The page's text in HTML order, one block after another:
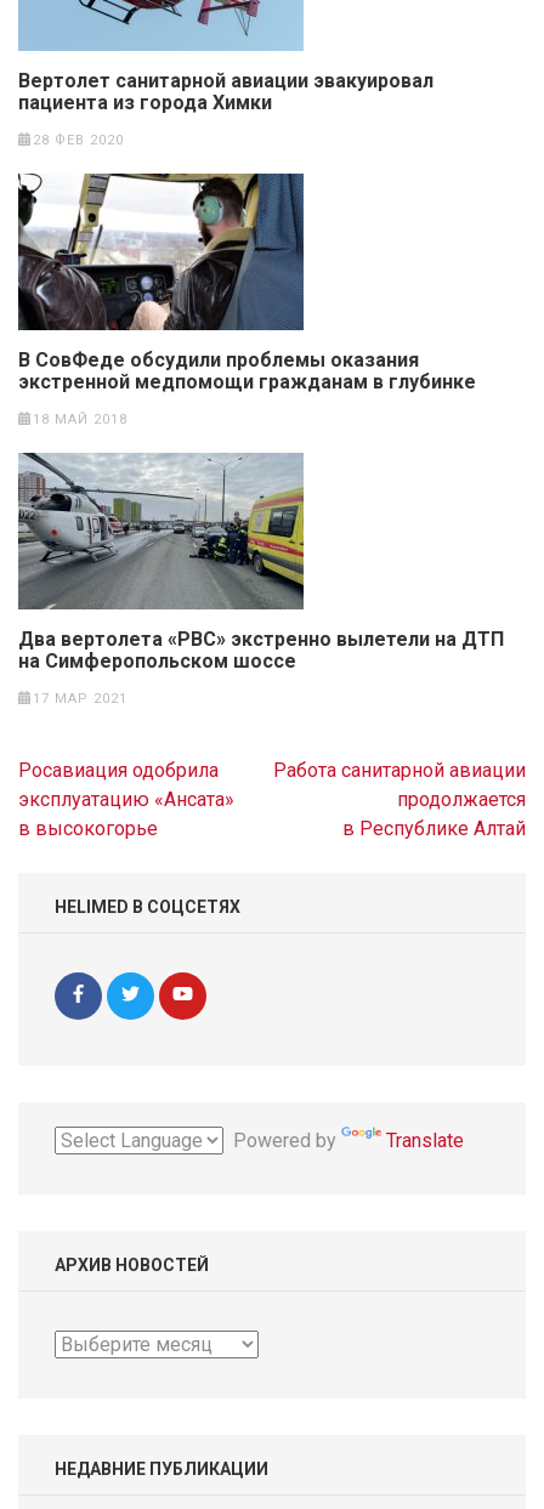
Вертолет санитарной авиации эвакуировал
пациента из города Химки
28 ФЕВ 2020
В СовФеде обсудили проблемы оказания
экстренной медпомощи гражданам в глубинке
18 МАЙ 2018
Два вертолета «РВС» экстренно вылетели на ДТП
на Симферопольском шоссе
17 МАР 2021
Навигация
по
записям
Росавиация одобрила
эксплуатацию «Ансата»
в высокогорье
Работа санитарной авиации
продолжается
в Республике Алтай
HELIMED В СОЦСЕТЯХ
Powered by Translate
АРХИВ НОВОСТЕЙ
Архив
НЕДАВНИЕ ПУБЛИКАЦИИ